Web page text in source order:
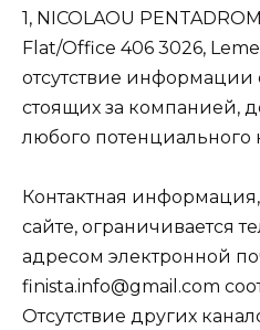
1, NICOLAOU
Flat/Office 406 3026,
отсутствие информации
стоящих за компанией,
любого потенциального
Контактная
сайте, ограничивается
адресом электронной
finista.info@gmail.com
Отсутствие других